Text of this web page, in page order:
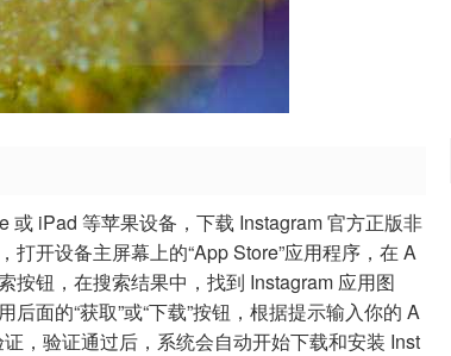
或 iPad 等苹果设备，下载 Instagram 官方正版非
开设备主屏幕上的“App Store”应用程序，在 A
按钮，在搜索结果中，找到 Instagram 应用图
面的“获取”或“下载”按钮，根据提示输入你的 A
，验证通过后，系统会自动开始下载和安装 Inst